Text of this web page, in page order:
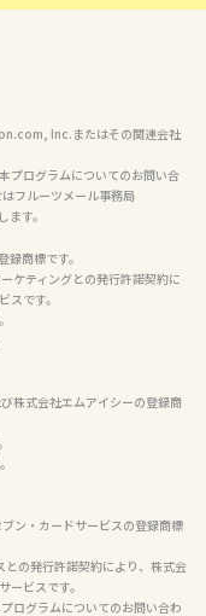
Inc.またはその関連会社
プログラムについてのお問い合
フルーツメール事務局
ます。
商標です。
ケティングとの発行許諾契約に
です。
株式会社エムアイシーの登録商
ン・カードサービスの登録商標
の発行許諾契約により、株式会
ビスです。